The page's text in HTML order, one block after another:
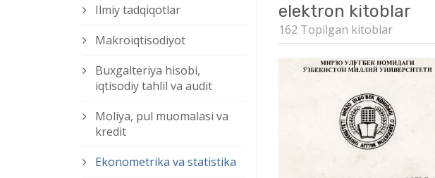
Ilmiy tadqiqotlar
Makroiqtisodiyot
Buxgalteriya hisobi,
iqtisodiy tahlil va audit
Moliya, pul muomalasi va
kredit
Ekonometrika va statistika
elektron kitoblar
162 Topilgan kitoblar